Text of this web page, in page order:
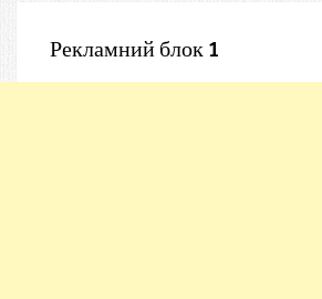
Рекламний блок 1